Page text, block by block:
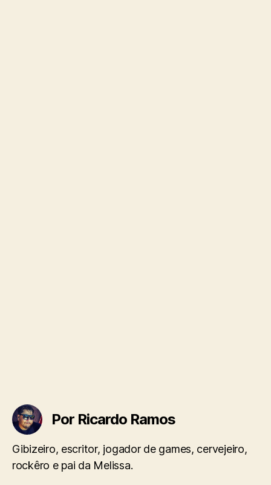
Por Ricardo Ramos
Gibizeiro, escritor, jogador de games, cervejeiro,
rockêro e pai da Melissa.